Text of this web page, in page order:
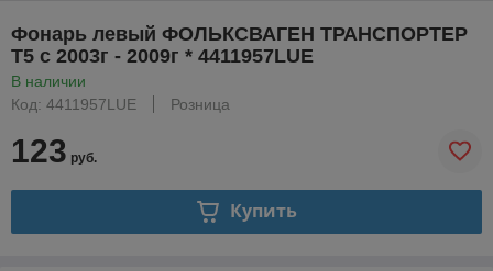
Фонарь левый ФОЛЬКСВАГЕН ТРАНСПОРТЕР
Т5 с 2003г - 2009г * 4411957LUE
В наличии
Код: 4411957LUE
Розница
123 руб.
Купить